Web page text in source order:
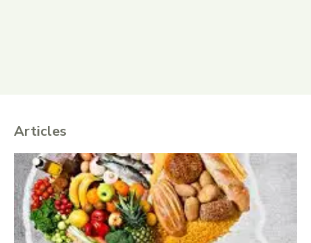
Articles